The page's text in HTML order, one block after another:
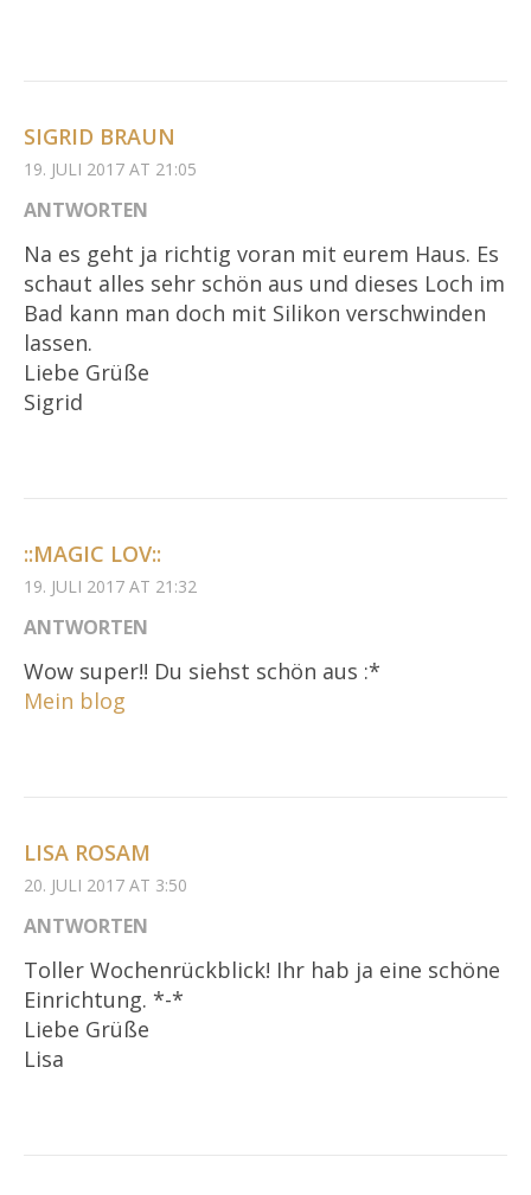
SIGRID BRAUN
19. JULI 2017 AT 21:05
ANTWORTEN
Na es geht ja richtig voran mit eurem Haus. Es
schaut alles sehr schön aus und dieses Loch im
Bad kann man doch mit Silikon verschwinden
lassen.
Liebe Grüße
Sigrid
::MAGIC LOV::
19. JULI 2017 AT 21:32
ANTWORTEN
Wow super!! Du siehst schön aus :*
Mein blog
LISA ROSAM
20. JULI 2017 AT 3:50
ANTWORTEN
Toller Wochenrückblick! Ihr hab ja eine schöne
Einrichtung. *-*
Liebe Grüße
Lisa